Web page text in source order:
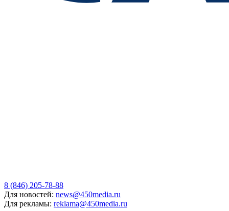
8 (846) 205-78-88
Для новостей: news@450media.ru
Для рекламы: reklama@450media.ru